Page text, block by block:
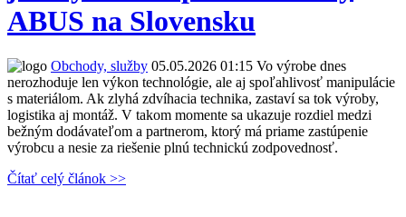
ABUS na Slovensku
Obchody, služby 05.05.2026 01:15 Vo výrobe dnes
nerozhoduje len výkon technológie, ale aj spoľahlivosť manipulácie
s materiálom. Ak zlyhá zdvíhacia technika, zastaví sa tok výroby,
logistika aj montáž. V takom momente sa ukazuje rozdiel medzi
bežným dodávateľom a partnerom, ktorý má priame zastúpenie
výrobcu a nesie za riešenie plnú technickú zodpovednosť.
Čítať celý článok >>